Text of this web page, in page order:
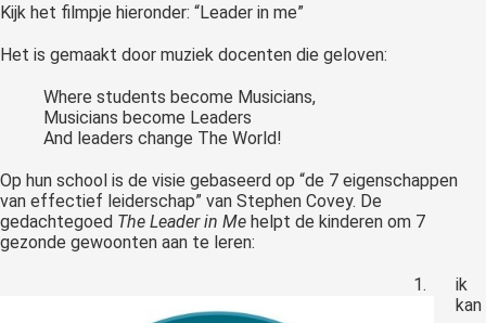
Kijk het filmpje hieronder: “Leader in me”
Het is gemaakt door muziek docenten die geloven:
Where students become Musicians,
Musicians become Leaders
And leaders change The World!
Op hun school is de visie gebaseerd op “de 7 eigenschappen
van effectief leiderschap” van Stephen Covey. De
gedachtegoed The Leader in Me helpt de kinderen om 7
gezonde gewoonten aan te leren:
ik
kan